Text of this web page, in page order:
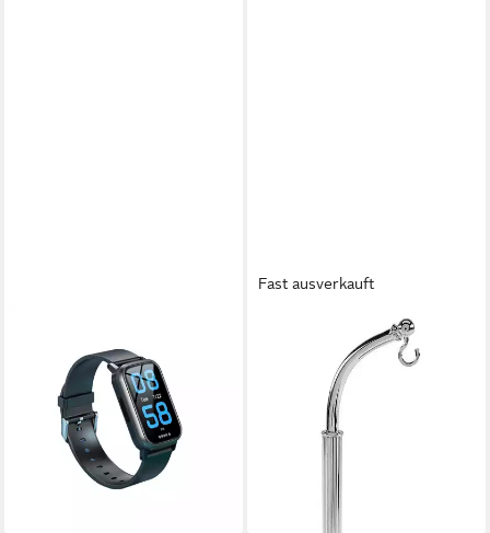
Krankenpflegeuhr GPS-
Smartwatch NC92S mit
Sturzerkennung und
Vitalfunktionen
272,90 €
lieferbar - in 2-3 Werktagen bei dir
Fast ausverkauft
Taschenuhr -Ständer S5 für 1
Taschenuhr, verchromt
lieferbar - in 2-3 Werktagen bei dir